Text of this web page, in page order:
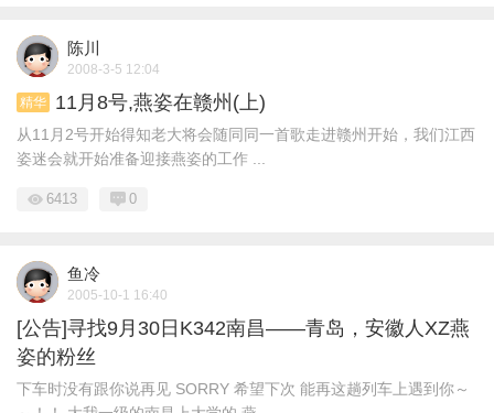
陈川
2008-3-5 12:04
精华 11月8号,燕姿在赣州(上)
从11月2号开始得知老大将会随同同一首歌走进赣州开始，我们江西
姿迷会就开始准备迎接燕姿的工作 ...
6413 0
鱼冷
2005-10-1 16:40
[公告]寻找9月30日K342南昌——青岛，安徽人XZ燕
姿的粉丝
下车时没有跟你说再见 SORRY 希望下次 能再这趟列车上遇到你～